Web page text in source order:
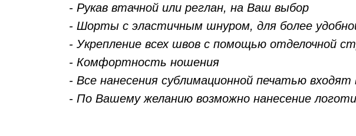
- Рукав втачной или реглан, на Ваш выбор
- Шорты с эластичным шнуром, для более
- Укрепление всех швов с помощью отделочной
- Комфортность ношения
- Все нанесения сублимационной печатью
- По Вашему желанию возможно нанесение